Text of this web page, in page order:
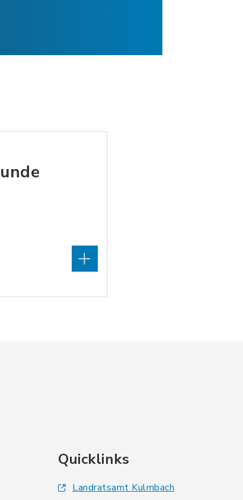
Quicklinks
Landratsamt Kulmbach